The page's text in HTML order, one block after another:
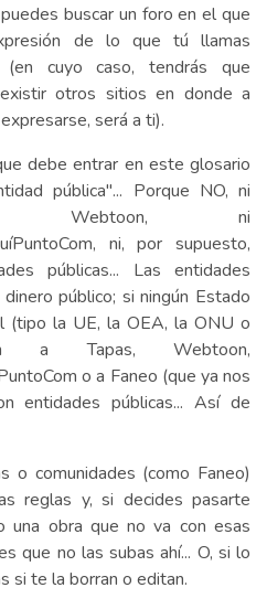
buscar un foro en el que
de lo que tú llamas
(en cuyo caso, tendrás que
otros sitios en donde a
será a ti).
debe entrar en este glosario
pública"... Porque NO, ni
Webtoon, ni
ni, por supuesto,
públicas... Las entidades
público; si ningún Estado
(tipo la UE, la OEA, la ONU o
a Tapas, Webtoon,
o a Faneo (que ya nos
entidades públicas... Así de
o comunidades (como Faneo)
reglas y, si decides pasarte
una obra que no va con esas
que no las subas ahí... O, si lo
si te la borran o editan.